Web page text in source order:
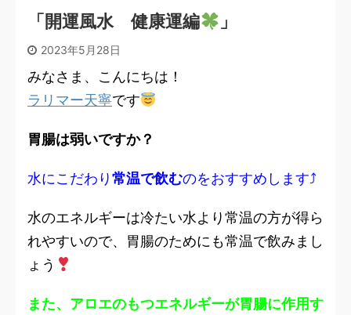
「開運風水 健康運編 」
2023年5月28日
みなさま、こんにちは！
ラリマー天寧です
胃腸は弱いですか？
水にこだわり常温で飲むのをおすすめします⤴
水のエネルギーは冷たい水より常温の方が得ら
れやすいので、胃腸のためにも常温で飲みまし
ょう
また、アロエのもつエネルギーが胃腸に作用す